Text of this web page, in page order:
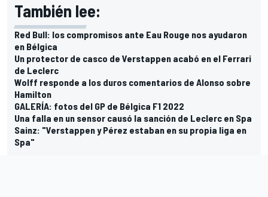
También lee:
Red Bull: los compromisos ante Eau Rouge nos ayudaron
en Bélgica
Un protector de casco de Verstappen acabó en el Ferrari
de Leclerc
Wolff responde a los duros comentarios de Alonso sobre
Hamilton
GALERÍA: fotos del GP de Bélgica F1 2022
Una falla en un sensor causó la sanción de Leclerc en Spa
Sainz: "Verstappen y Pérez estaban en su propia liga en
Spa"